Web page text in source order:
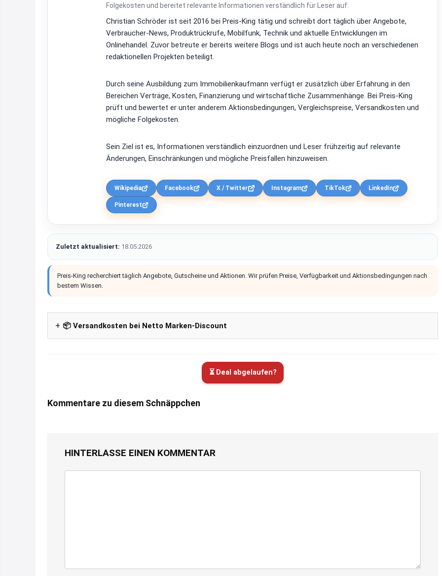
Folgekosten und bereitet relevante Informationen verständlich für Leser auf.
Christian Schröder ist seit 2016 bei Preis-King tätig und schreibt dort täglich über Angebote,
Verbraucher-News, Produktrückrufe, Mobilfunk, Technik und aktuelle Entwicklungen im
Onlinehandel. Zuvor betreute er bereits weitere Blogs und ist auch heute noch an verschiedenen
redaktionellen Projekten beteiligt.
Durch seine Ausbildung zum Immobilienkaufmann verfügt er zusätzlich über Erfahrung in den
Bereichen Verträge, Kosten, Finanzierung und wirtschaftliche Zusammenhänge. Bei Preis-King
prüft und bewertet er unter anderem Aktionsbedingungen, Vergleichspreise, Versandkosten und
mögliche Folgekosten.
Sein Ziel ist es, Informationen verständlich einzuordnen und Leser frühzeitig auf relevante
Änderungen, Einschränkungen und mögliche Preisfallen hinzuweisen.
Wikipedia Facebook X / Twitter Instagram TikTok LinkedIn
Pinterest
Zuletzt aktualisiert: 18.05.2026
Preis-King recherchiert täglich Angebote, Gutscheine und Aktionen. Wir prüfen Preise, Verfügbarkeit und Aktionsbedingungen nach
bestem Wissen.
📦 Versandkosten bei Netto Marken-Discount
⏳ Deal abgelaufen?
Kommentare zu diesem Schnäppchen
HINTERLASSE EINEN KOMMENTAR